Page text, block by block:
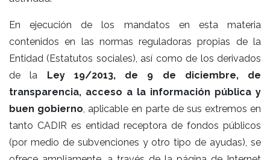
En ejecución de los mandatos en esta materia
contenidos en las normas reguladoras propias de la
Entidad (Estatutos sociales), así como de los derivados
de la
Ley 19/2013, de 9 de diciembre, de
transparencia, acceso a la información pública y
buen gobierno , aplicable en parte de sus extremos en
tanto CADIR es entidad receptora de fondos públicos
(por medio de subvenciones y otro tipo de ayudas), se